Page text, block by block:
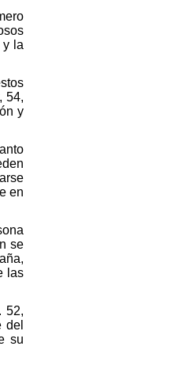
y la
54,
y
en
se
las
52,
del
su